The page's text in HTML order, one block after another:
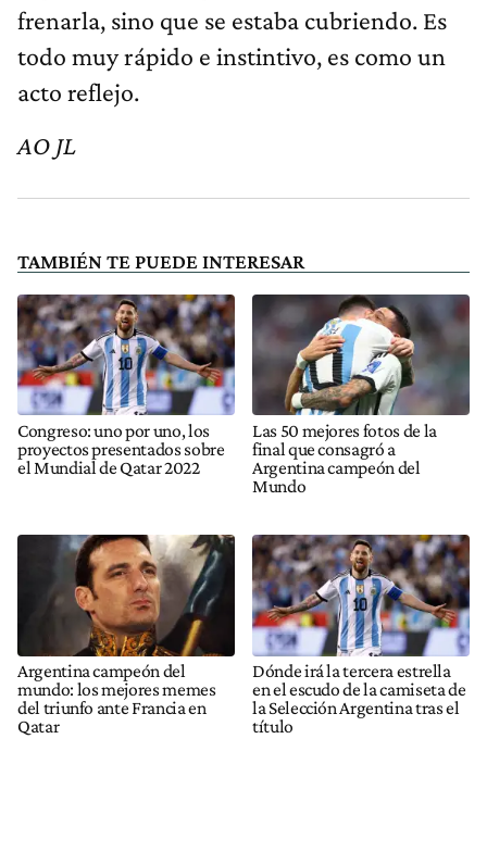
frenarla, sino que se estaba cubriendo. Es
todo muy rápido e instintivo, es como un
acto reflejo.
AO JL
TAMBIÉN TE PUEDE INTERESAR
Congreso: uno por uno, los
proyectos presentados sobre
el Mundial de Qatar 2022
Las 50 mejores fotos de la
final que consagró a
Argentina campeón del
Mundo
Argentina campeón del
mundo: los mejores memes
del triunfo ante Francia en
Qatar
Dónde irá la tercera estrella
en el escudo de la camiseta de
la Selección Argentina tras el
título